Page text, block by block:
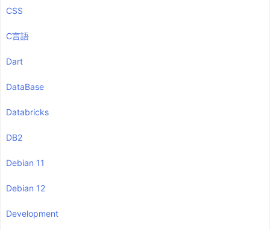
CSS
C言語
Dart
DataBase
Databricks
DB2
Debian 11
Debian 12
Development